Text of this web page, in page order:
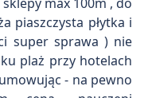
max 100m , do
piaszczysta płytka i
super sprawa ) nie
plaż przy hotelach
- na pewno